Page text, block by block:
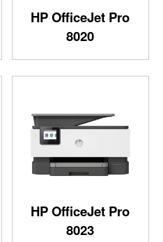
HP OfficeJet Pro
8020
HP OfficeJet Pro
8023